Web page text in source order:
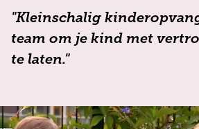
"Kleinschalig
team om je kind met
te laten."